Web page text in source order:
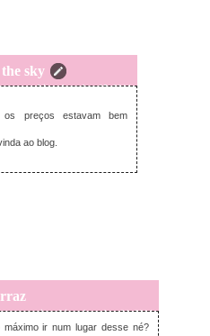
sky
sexta-feira, dezembro 05, 2014
os preços estavam bem
ao blog.
quinta-feira, dezembro 04, 2014
ir num lugar desse né?